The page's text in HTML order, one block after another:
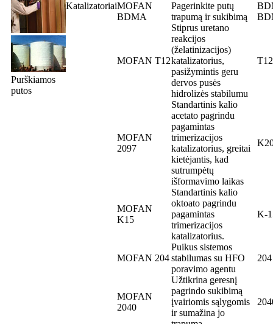
Purškiamos
putos
KatalizatoriaiMOFAN
BDMA
Pagerinkite putų
trapumą ir sukibimą
MOFAN T12
Stiprus uretano
reakcijos
(želatinizacijos)
katalizatorius,
pasižymintis geru
dervos pusės
hidrolizės stabilumu
MOFAN
2097
Standartinis kalio
acetato pagrindu
pagamintas
trimerizacijos
katalizatorius, greitai
kietėjantis, kad
sutrumpėtų
išformavimo laikas
MOFAN
K15
Standartinis kalio
oktoato pagrindu
pagamintas
trimerizacijos
katalizatorius.
K-
MOFAN 204
Puikus sistemos
stabilumas su HFO
poravimo agentu
204
MOFAN
2040
Užtikrina geresnį
pagrindo sukibimą
įvairiomis sąlygomis
ir sumažina jo